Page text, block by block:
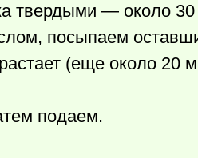
твердыми — около
посыпаем
(еще около 20
подаем.